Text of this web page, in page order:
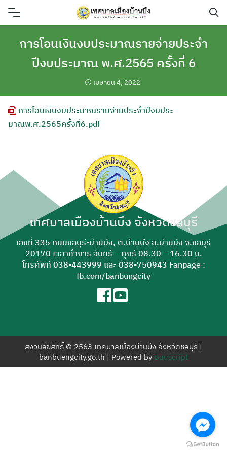
Skip
ค้นหา
การโอนเงินงบประมาณรายจ่ายประจำ
ปีงบประมาณ พ.ศ.2565 ครั้งที่ 6
เมษายน 4, 2022
การโอนเงินงบประมาณรายจ่ายประจำปีงบประ
มาณพ.ศ.2565ครั้งที่6.pdf
เทศบาลเมืองบ้านบึง จังหวัดชลบุรี
เลขที่ 335 ถนนชลบุรี-บ้านบึง, ต.บ้านบึง อ.บ้านบึง จ.ชลบุรี
20170 เวลาทำการ จันทร์ – ศุกร์ 08.30 – 16.30 น.
โทรศัพท์038-443999 และ 038-750943 Fanpage :
fb.com/banbungcity
สงวนลิขสิทธิ์ © 2563 เทศบาลเมืองบ้านบึง จังหวัดชลบุรี |
banbuengcity.go.th | Powered by Buuscript